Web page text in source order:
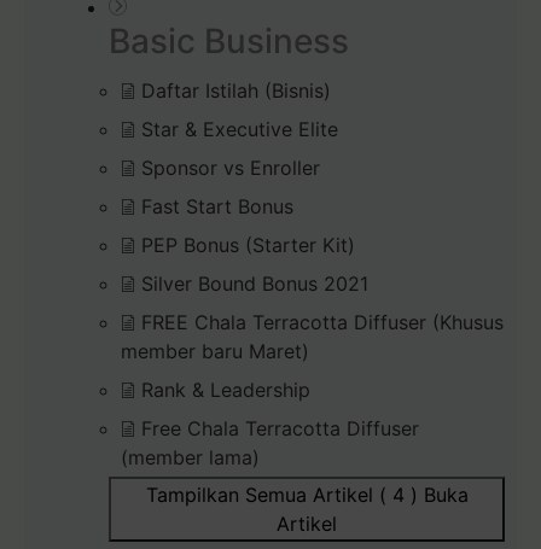
Basic Business
Daftar Istilah (Bisnis)
Star & Executive Elite
Sponsor vs Enroller
Fast Start Bonus
PEP Bonus (Starter Kit)
Silver Bound Bonus 2021
FREE Chala Terracotta Diffuser (Khusus
member baru Maret)
Rank & Leadership
Free Chala Terracotta Diffuser
(member lama)
Tampilkan Semua Artikel ( 4 ) Buka
Artikel